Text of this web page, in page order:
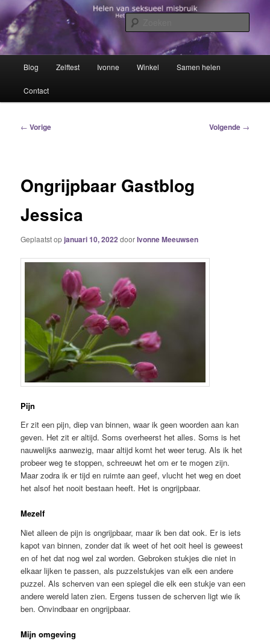
Spring
naar
de
primaire
inhoudHelen van seksueel misbruik
Het trauma voorbij!
Blog Zelftest Ivonne Winkel Samen helen
Contact
Bericht
← Vorige Volgende →
Ongrijpbaar Gastblog
Jessica
Geplaatst opjanuari 10, 2022doorIvonne Meeuwsen
Pijn
Er zit een pijn, diep van binnen, waar ik geen woorden aan kan
geven. Het zit er altijd. Soms overheerst het alles. Soms is het
nauwelijks aanwezig, maar altijd komt het weer terug. Als ik het
probeer weg te stoppen, schreeuwt het om er te mogen zijn.
Maar zodra ik er tijd en ruimte aan geef, vlucht het weg en doet
het alsof het nooit bestaan heeft. Het is ongrijpbaar.
Mezelf
Niet alleen de pijn is ongrijpbaar, maar ik ben dat ook. Er is iets
kapot van binnen, zonder dat ik weet of het ooit heel is geweest
en of het dat nog wel zal worden. Gebroken stukjes die niet in
elkaar lijken te passen, als puzzelstukjes van elk een andere
puzzel. Als scherven van een spiegel die elk een stukje van een
andere wereld laten zien. Ergens tussen de scherven ligt wie ik
ben. Onvindbaar en ongrijpbaar.
Mijn omgeving